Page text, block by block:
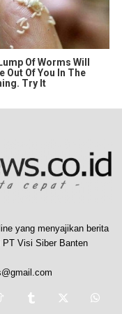
Of Worms Will
Out Of You In The
Try It
yang menyajikan berita
PT Visi Siber Banten